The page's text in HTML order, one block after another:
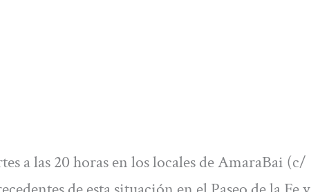
a las 20 horas en los locales de AmaraBai (c/